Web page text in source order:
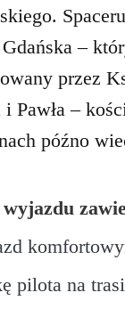
–
przez
i Pawła –
późno
wyjazdu
pilota na